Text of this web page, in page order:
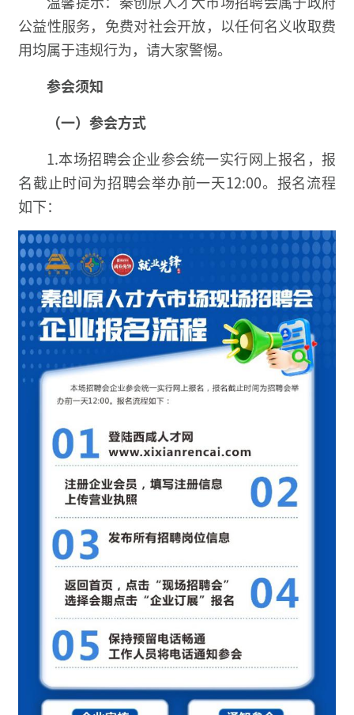
公益性服务，免费对社会开放，以任何名义收取费
用均属于违规行为，请大家警惕。
参会须知
（一）参会方式
1.本场招聘会企业参会统一实行网上报名，报
名截止时间为招聘会举办前一天12:00。报名流程
如下：